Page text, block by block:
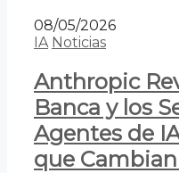
08/05/2026
IA Noticias
Anthropic
Banca y los
Agentes de
que